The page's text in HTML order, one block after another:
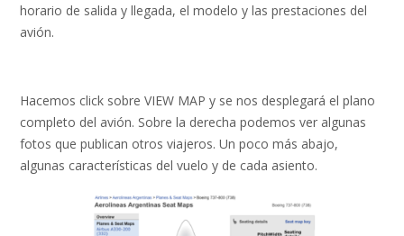
horario de salida y llegada, el modelo y las prestaciones del
avión.
Hacemos click sobre VIEW MAP y se nos desplegará el plano
completo del avión. Sobre la derecha podemos ver algunas
fotos que publican otros viajeros. Un poco más abajo,
algunas características del vuelo y de cada asiento.